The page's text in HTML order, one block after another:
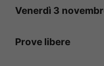
Venerdì 3
Prove libere